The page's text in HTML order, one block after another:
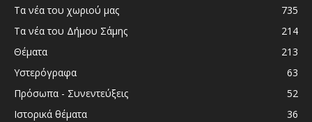
Τα νέα του χωριού μας
735
Τα νέα του Δήμου Σάμης
214
Θέματα
213
Υστερόγραφα
63
Πρόσωπα - Συνεντεύξεις
52
Ιστορικά θέματα
36